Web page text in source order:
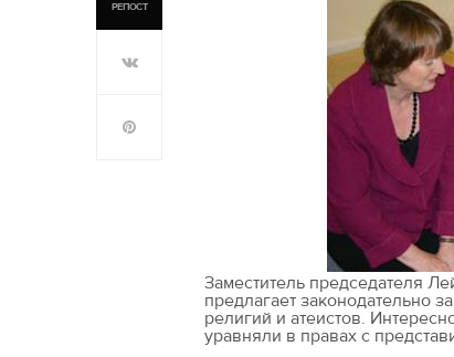
РЕПОСТ
Заместитель председателя
предлагает законодательно
религий и атеистов.
уравняли в правах с